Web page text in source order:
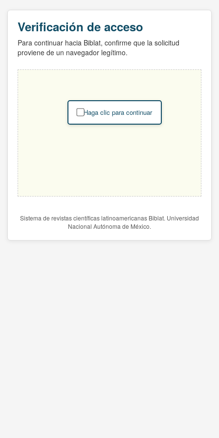
Verificación de acceso
Para continuar hacia Biblat, confirme que la solicitud
proviene de un navegador legítimo.
Haga clic para continuar
Sistema de revistas científicas latinoamericanas Biblat. Universidad
Nacional Autónoma de México.